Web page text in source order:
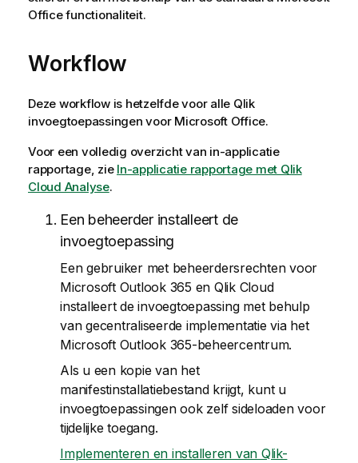
Officefunctionaliteit.
Workflow
Deze workflow is hetzelfde voor alle Qlik
invoegtoepassingen voor Microsoft Office.
Voor een volledig overzicht van in-applicatie
rapportage, zie In-applicatie rapportage met Qlik
Cloud Analyse.
Een beheerder installeert de
invoegtoepassing
Een gebruiker met beheerdersrechten voor
Microsoft Outlook 365 en Qlik Cloud
installeert de invoegtoepassing met behulp
van gecentraliseerde implementatie via het
Microsoft Outlook 365-beheercentrum.
Als u een kopie van het
manifestinstallatiebestand krijgt, kunt u
invoegtoepassingen ook zelf sideloaden voor
tijdelijke toegang.
Implementeren en installeren van Qlik-